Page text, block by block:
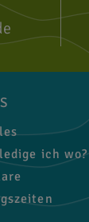
ich wo?